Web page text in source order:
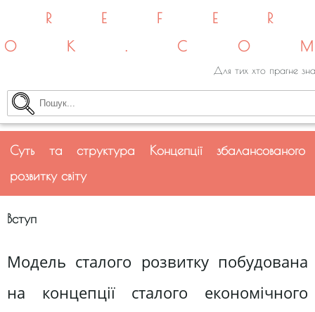
Для тих хто прагне
Суть та структура Концепції збалансованого
розвитку світу
Вступ
Модель сталого розвитку побудована
на концепції сталого економічного